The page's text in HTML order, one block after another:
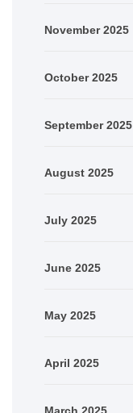
November 2025
October 2025
September 2025
August 2025
July 2025
June 2025
May 2025
April 2025